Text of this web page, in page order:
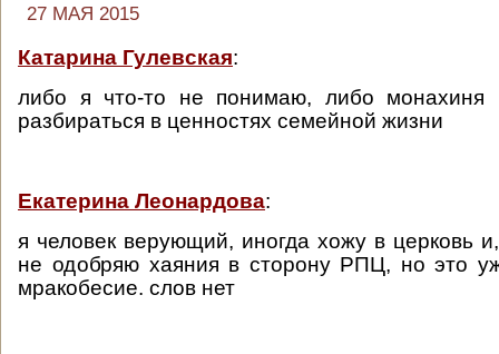
27 МАЯ 2015
Катарина Гулевская:
либо я что-то не понимаю, либо
разбираться в ценностях семейной жизни
Екатерина Леонардова:
я человек верующий, иногда хожу в церковь
не одобряю хаяния в сторону РПЦ, но это
мракобесие. слов нет